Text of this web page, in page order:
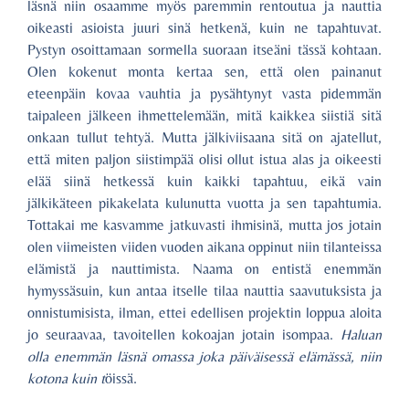
läsnä niin osaamme myös paremmin rentoutua ja nauttia
oikeasti asioista juuri sinä hetkenä, kuin ne tapahtuvat.
Pystyn osoittamaan sormella suoraan itseäni tässä kohtaan.
Olen kokenut monta kertaa sen, että olen painanut
eteenpäin kovaa vauhtia ja pysähtynyt vasta pidemmän
taipaleen jälkeen ihmettelemään, mitä kaikkea siistiä sitä
onkaan tullut tehtyä. Mutta jälkiviisaana sitä on ajatellut,
että miten paljon siistimpää olisi ollut istua alas ja oikeesti
elää siinä hetkessä kuin kaikki tapahtuu, eikä vain
jälkikäteen pikakelata kulunutta vuotta ja sen tapahtumia.
Tottakai me kasvamme jatkuvasti ihmisinä, mutta jos jotain
olen viimeisten viiden vuoden aikana oppinut niin tilanteissa
elämistä ja nauttimista. Naama on entistä enemmän
hymyssäsuin, kun antaa itselle tilaa nauttia saavutuksista ja
onnistumisista, ilman, ettei edellisen projektin loppua aloita
jo seuraavaa, tavoitellen kokoajan jotain isompaa. Haluan
olla enemmän läsnä omassa joka päiväisessä elämässä, niin
kotona kuin töissä.